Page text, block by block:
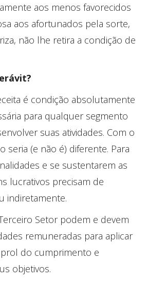
aos menos favorecidos
aos afortunados pela sorte,
não lhe retira a condição de
é condição absolutamente
para qualquer segmento
suas atividades. Com o
seria (e não é) diferente. Para
e se sustentarem as
lucrativos precisam de
indiretamente.
Setor podem e devem
remuneradas para aplicar
do cumprimento e
objetivos.